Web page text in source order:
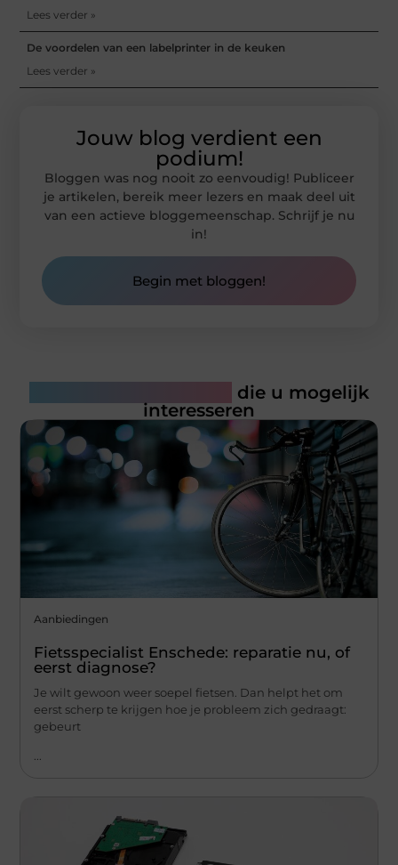
Lees verder »
De voordelen van een labelprinter in de keuken
Lees verder »
Jouw blog verdient een
podium!
Bloggen was nog nooit zo eenvoudig! Publiceer
je artikelen, bereik meer lezers en maak deel uit
van een actieve bloggemeenschap. Schrijf je nu
in!
Begin met bloggen!
die u mogelijk
interesseren
Aanbiedingen
Fietsspecialist Enschede: reparatie nu, of
eerst diagnose?
Je wilt gewoon weer soepel fietsen. Dan helpt het om
eerst scherp te krijgen hoe je probleem zich gedraagt:
gebeurt
...